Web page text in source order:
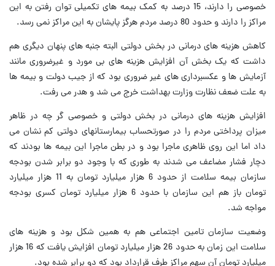
خصوصی را دارند، 15 درصد به کمک بیمه های تکمیلی توان رفتن به این
مراکز را دارند و حدود 80 درصد مردم هرگز پایشان به این مراکز نمی رسد.
کاهش هزینه های درمانی در بخش دولتی البته جنبه های پنهان دیگری هم
داشت که یک بخش آن افزایش هزینه های بی مورد و غیرضروری مانند
آزمایش ها و عکسبرداری های غیر ضروری بود که از جیب دولت و بیمه ها
به علت ضعف نظارت وزارت بهداشت خرج می شد و هدر می رفت.
افزایش هزینه های درمانی در بخش دولتی و خصوصی گر چه در ظاهر
میزان پرداختی مردم را در صورتحساب بیمارستانهای دولتی کم نشان می
داد اما این روی ظاهری ماجرا بود و در بطن ماجرا این بیمه ها بودند که
دچار فشار مضاعف می شدند به طوری که با وجود دو برابر شدن بودجه
سازمان بیمه سلامت از حدود 6 هزار میلیارد تومان به 11 هزار میلیارد
تومان باز هم این سازمان با حدود 6 هزار میلیارد تومان کسری بودجه
مواجه شد.
وضعیت سازمان تامین اجتماعی هم به همین شکل بود و هزینه های
سلامت این زمان به حدود 26 هزار میلیارد تومان افزایش یافت که 16 هزار
میلیارد تومان آن سهم مراکز طرف قرارداد بود که دو برابر شده بود.